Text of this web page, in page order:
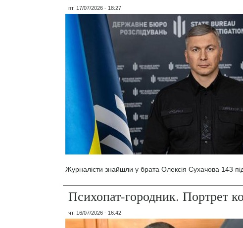
пт, 17/07/2026 - 18:27
Журналісти знайшли у брата Олексія Сухачова 143
Психопат-городник. Портрет
чт, 16/07/2026 - 16:42